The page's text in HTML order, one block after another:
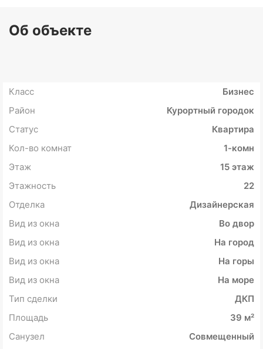
Об объекте
Класс
Бизнес
Район
Курортный городок
Статус
Квартира
Кол-во комнат
1-комн
Этаж
15 этаж
Этажность
22
Отделка
Дизайнерская
Вид из окна
Во двор
Вид из окна
На город
Вид из окна
На горы
Вид из окна
На море
Тип сделки
ДКП
Площадь
39 м²
Санузел
Совмещенный